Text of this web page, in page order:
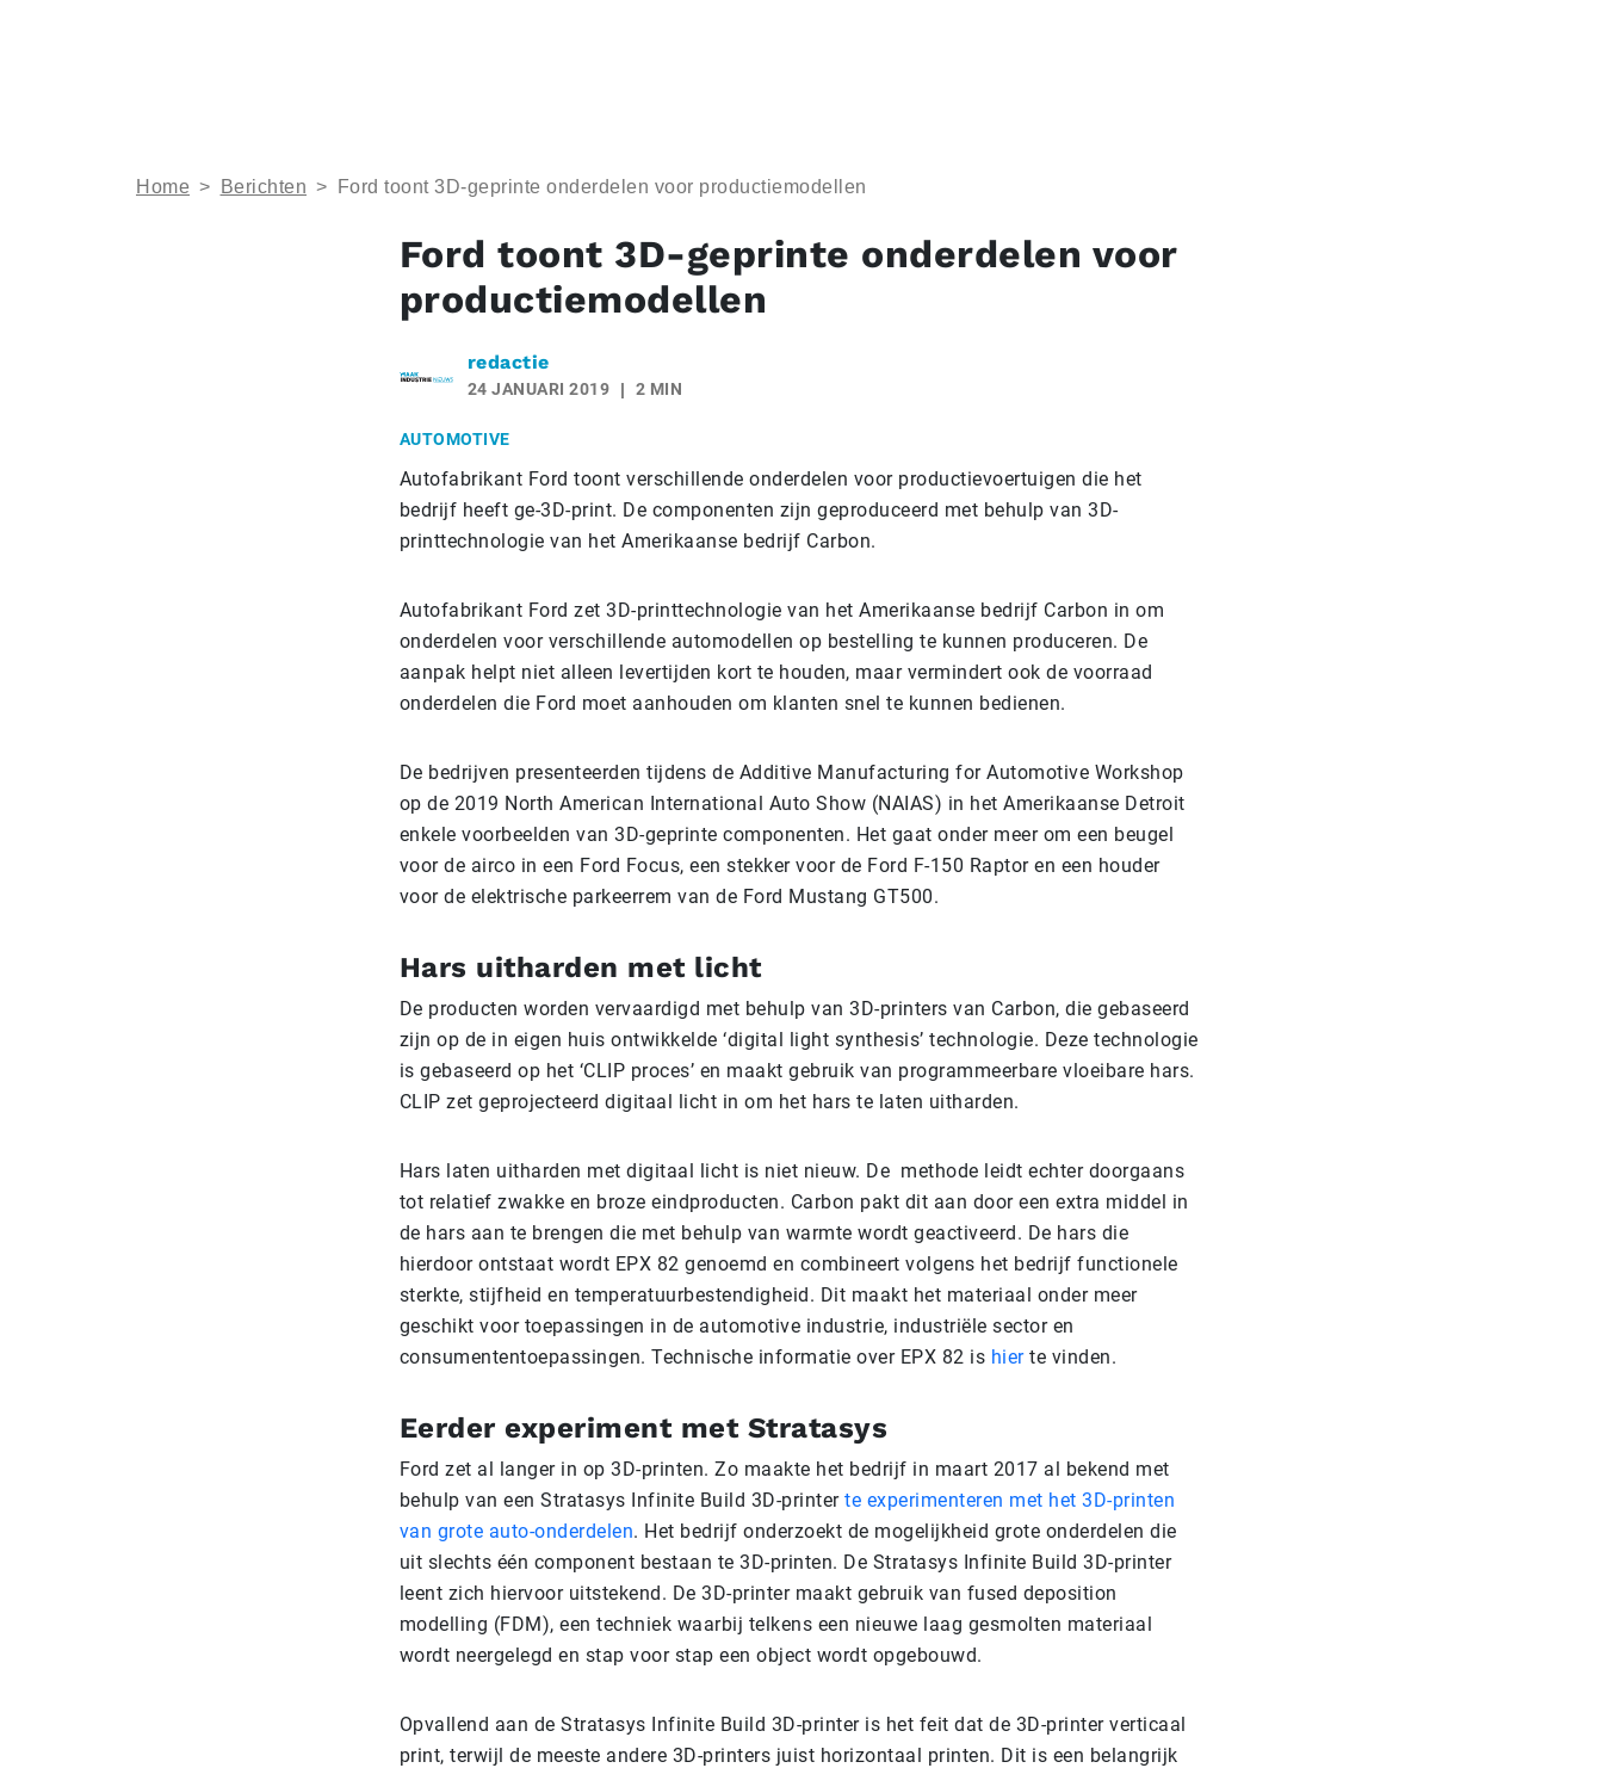
Home > Berichten > Ford toont 3D-geprinte onderdelen voor productiemodellen
Ford toont 3D-geprinte onderdelen voor
productiemodellen
redactie
24 JANUARI 2019 2 MIN
AUTOMOTIVE
Autofabrikant Ford toont verschillende onderdelen voor productievoertuigen die het
bedrijf heeft ge-3D-print. De componenten zijn geproduceerd met behulp van 3D-
printtechnologie van het Amerikaanse bedrijf Carbon.
Autofabrikant Ford zet 3D-printtechnologie van het Amerikaanse bedrijf Carbon in om
onderdelen voor verschillende automodellen op bestelling te kunnen produceren. De
aanpak helpt niet alleen levertijden kort te houden, maar vermindert ook de voorraad
onderdelen die Ford moet aanhouden om klanten snel te kunnen bedienen.
De bedrijven presenteerden tijdens de Additive Manufacturing for Automotive Workshop
op de 2019 North American International Auto Show (NAIAS) in het Amerikaanse Detroit
enkele voorbeelden van 3D-geprinte componenten. Het gaat onder meer om een beugel
voor de airco in een Ford Focus, een stekker voor de Ford F-150 Raptor en een houder
voor de elektrische parkeerrem van de Ford Mustang GT500.
Hars uitharden met licht
De producten worden vervaardigd met behulp van 3D-printers van Carbon, die gebaseerd
zijn op de in eigen huis ontwikkelde ‘digital light synthesis’ technologie. Deze technologie
is gebaseerd op het ‘CLIP proces’ en maakt gebruik van programmeerbare vloeibare hars.
CLIP zet geprojecteerd digitaal licht in om het hars te laten uitharden.
Hars laten uitharden met digitaal licht is niet nieuw. De methode leidt echter doorgaans
tot relatief zwakke en broze eindproducten. Carbon pakt dit aan door een extra middel in
de hars aan te brengen die met behulp van warmte wordt geactiveerd. De hars die
hierdoor ontstaat wordt EPX 82 genoemd en combineert volgens het bedrijf functionele
sterkte, stijfheid en temperatuurbestendigheid. Dit maakt het materiaal onder meer
geschikt voor toepassingen in de automotive industrie, industriële sector en
consumententoepassingen. Technische informatie over EPX 82 is hierte vinden.
Eerder experiment met Stratasys
Ford zet al langer in op 3D-printen. Zo maakte het bedrijf in maart 2017 al bekend met
behulp van een Stratasys Infinite Build 3D-printer te experimenteren met het 3D-printen
van grote auto-onderdelen. Het bedrijf onderzoekt de mogelijkheid grote onderdelen die
uit slechts één component bestaan te 3D-printen. De Stratasys Infinite Build 3D-printer
leent zich hiervoor uitstekend. De 3D-printer maakt gebruik van fused deposition
modelling (FDM), een techniek waarbij telkens een nieuwe laag gesmolten materiaal
wordt neergelegd en stap voor stap een object wordt opgebouwd.
Opvallend aan de Stratasys Infinite Build 3D-printer is het feit dat de 3D-printer verticaal
print, terwijl de meeste andere 3D-printers juist horizontaal printen. Dit is een belangrijk